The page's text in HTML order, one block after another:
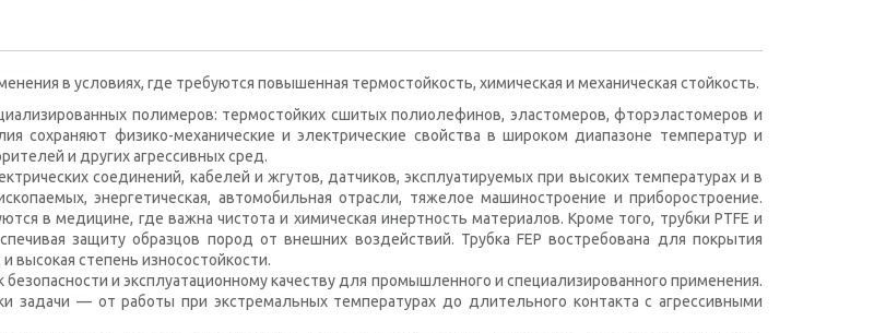
в условиях, где требуются повышенная термостойкость, химическая и механическая стойкость.
полимеров: термостойких сшитых полиолефинов, эластомеров, фторэластомеров и
сохраняют физико-механические и электрические свойства в широком диапазоне температур и
и других агрессивных сред.
соединений, кабелей и жгутов, датчиков, эксплуатируемых при высоких температурах и в
энергетическая, автомобильная отрасли, тяжелое машиностроение и приборостроение.
в медицине, где важна чистота и химическая инертность материалов. Кроме того, трубки PTFE и
защиту образцов пород от внешних воздействий. Трубка FEP востребована для покрытия
высокая степень износостойкости.
и эксплуатационному качеству для промышленного и специализированного применения.
задачи — от работы при экстремальных температурах до длительного контакта с агрессивными